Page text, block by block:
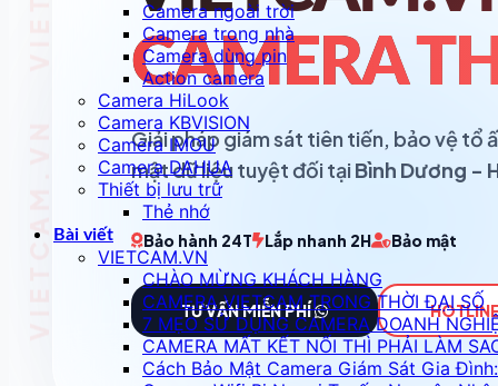
Camera ngoài trời
Camera trong nhà
Camera dùng pin
Action camera
Camera HiLook
Camera KBVISION
Camera IMOU
Camera DAHUA
Thiết bị lưu trữ
Thẻ nhớ
Bài viết
VIETCAM.VN
CHÀO MỪNG KHÁCH HÀNG
CAMERA VIETCAM TRONG THỜI ĐẠI SỐ
7 MẸO SỬ DỤNG CAMERA DOANH
CAMERA MẤT KẾT NỐI THÌ PHẢI LÀM
Cách Bảo Mật Camera Giám Sát Gia
CAMERA
Giải pháp giám sát tiên tiến, bảo vệ tổ
mật dữ liệu tuyệt đối tại Bình Dương -
Bảo hành 24T Lắp nhanh 2H Bảo mật
TƯ VẤN MIỄN PHÍ